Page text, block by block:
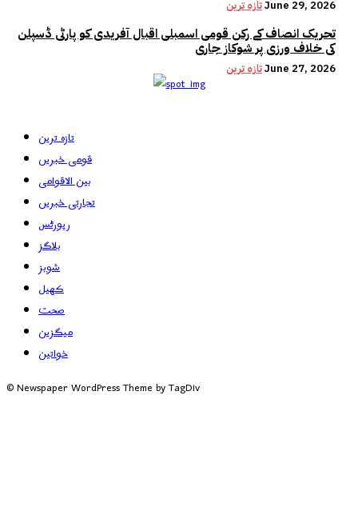
تازہ ترینJune 29, 2026
تحریک انصاف کے رکن قومی اسمبلی اقبال آفریدی کو پارٹی ڈسپلن
کی خلاف ورزی پر شوکاز جاری
تازہ ترینJune 27, 2026
تازہ ترین
قومی خبریں
بین الاقوامی
تجارتی خبریں
رپورٹس
بلاگز
شوبز
کھیل
صحت
میگزین
خواتین
© Newspaper WordPress Theme by TagDiv